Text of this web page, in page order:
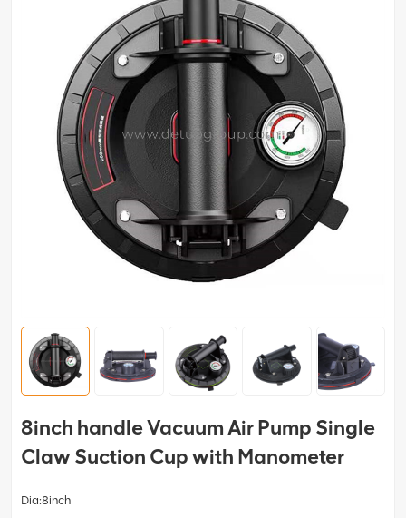
8inch handle Vacuum Air Pump Single
Claw Suction Cup with Manometer
Dia:8inch